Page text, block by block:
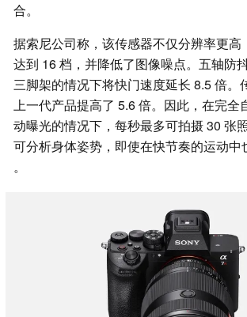
合。
据索尼公司称，该传感器不仅分辨率更高
达到 16 档，并降低了图像噪点。五轴防
三脚架的情况下将快门速度延长 8.5 倍。
上一代产品提高了 5.6 倍。因此，在完全
动曝光的情况下，每秒最多可拍摄 30 张
可分析身体姿势，即使在快节奏的运动中
。